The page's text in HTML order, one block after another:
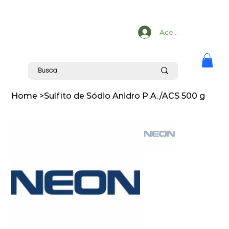
Acesse
Home >Sulfito de Sódio Anidro P.A./ACS 500 g